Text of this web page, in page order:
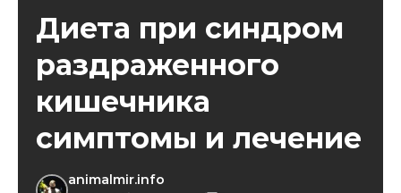
Диета при синдром
раздраженного
кишечника
симптомы и лечение
animalmir.info